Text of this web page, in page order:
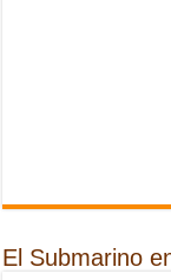
El Submarino